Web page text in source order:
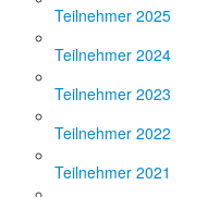
Teilnehmer 2025
Teilnehmer 2024
Teilnehmer 2023
Teilnehmer 2022
Teilnehmer 2021